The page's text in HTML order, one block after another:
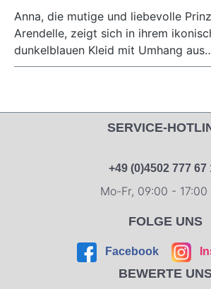
Anna, die mutige und liebevolle
Arendelle, zeigt sich in ihrem
dunkelblauen Kleid mit Umhang
SERVICE-
+49 (0)4502 777 67
Mo-Fr, 09:00 - 17:00
FOLGE UNS
Facebook
BEWERTE